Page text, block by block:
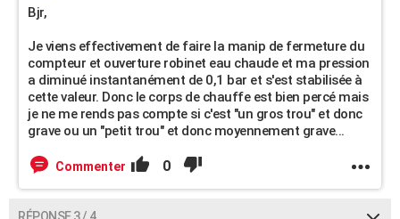
Bjr,
Je viens effectivement de faire la manip de fermeture du
compteur et ouverture robinet eau chaude et ma pression
a diminué instantanément de 0,1 bar et s'est stabilisée à
cette valeur. Donc le corps de chauffe est bien percé mais
je ne me rends pas compte si c'est "un gros trou" et donc
grave ou un "petit trou" et donc moyennement grave...
Commenter 0